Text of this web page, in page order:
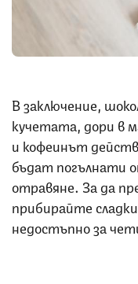
В заключение,
кучетата, дори в
и кофеинът
бъдат погълнати
отравяне. За да
прибирайте
недостъпно за